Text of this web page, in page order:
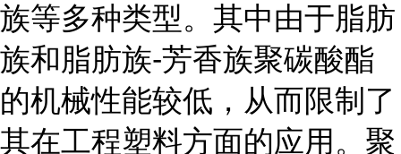
族等多种类型。其中由于脂肪
族和脂肪族-芳香族聚碳酸酯
的机械性能较低，从而限制了
其在工程塑料方面的应用。聚